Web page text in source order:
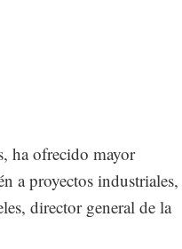
ha ofrecido mayor
a proyectos industriales,
director general de la